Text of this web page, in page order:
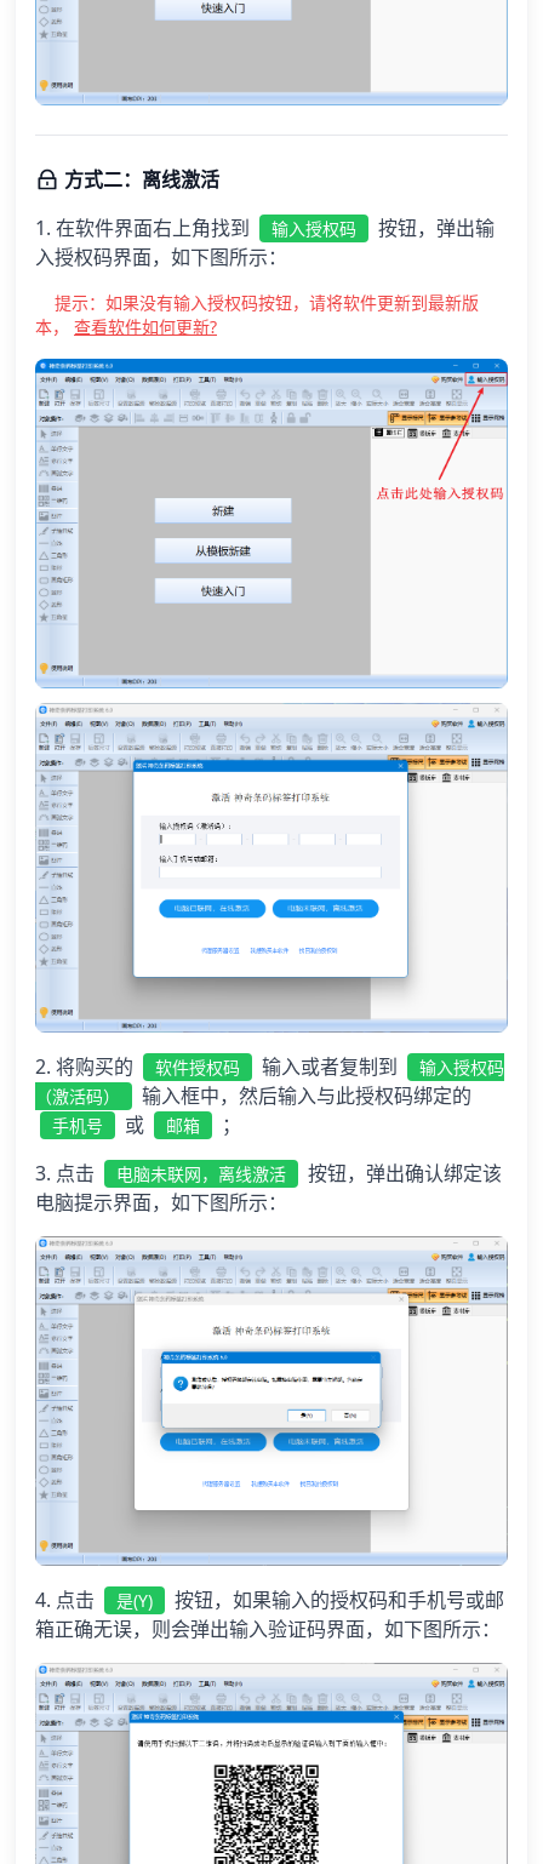
方式二：离线激活
1. 在软件界面右上角找到
输入授权码
按钮，弹出输
入授权码界面，如下图所示：
提示：如果没有输入授权码按钮，请将软件更新到最新版
本， 查看软件如何更新?
2. 将购买的 软件授权码 输入或者复制到
输入授权码
（激活码）
输入框中，然后输入与此授权码绑定的
手机号 或 邮箱
；
3. 点击
电脑未联网，离线激活
按钮，弹出确认绑定该
电脑提示界面，如下图所示：
4. 点击 是(Y)
按钮，如果输入的授权码和手机号或邮
箱正确无误，则会弹出输入验证码界面，如下图所示：